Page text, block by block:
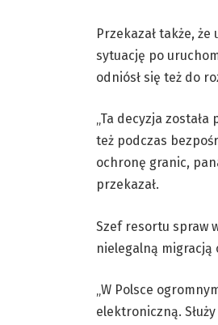
Przekazał także,
sytuację po
odniósł się też do
„Ta decyzja
też podczas
ochronę granic,
przekazał.
Szef resortu spraw
nielegalną migracją
„W Polsce
elektroniczną.